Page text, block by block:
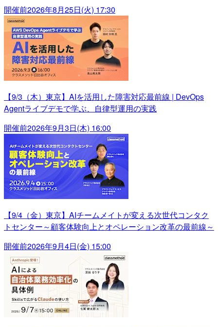
開催前2026年8月25日(火) 17:30
【9/3（木）東京】AIを活用した障害対応最前線 | DevOps
Agentライブデモで学ぶ、自律型運用の実践
開催前2026年9月3日(木) 16:00
【9/4（金）東京】AIチームメイトが変える次世代コンタク
トセンター～顧客体験向上とオペレーション改革の最前線～
開催前2026年9月4日(金) 15:00